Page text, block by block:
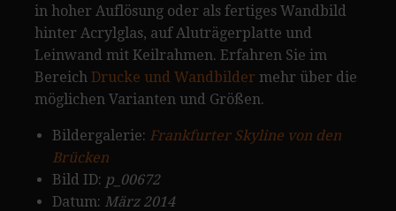
in hoher Auflösung oder als fertiges Wandbild
hinter Acrylglas, auf Aluträgerplatte und
Leinwand mit Keilrahmen. Erfahren Sie im
Bereich Drucke und Wandbilder mehr über die
möglichen Varianten und Größen.
Bildergalerie: Frankfurter Skyline von den
Brücken
Bild ID: p_00672
Datum: März 2014